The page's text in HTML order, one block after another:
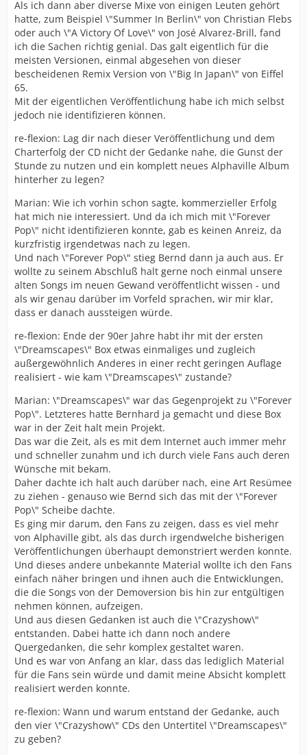
Als ich dann aber diverse Mixe von einigen Leuten gehört
hatte, zum Beispiel \"Summer In Berlin\" von Christian Flebs
oder auch \"A Victory Of Love\" von José Alvarez-Brill, fand
ich die Sachen richtig genial. Das galt eigentlich für die
meisten Versionen, einmal abgesehen von dieser
bescheidenen Remix Version von \"Big In Japan\" von Eiffel
65.
Mit der eigentlichen Veröffentlichung habe ich mich selbst
jedoch nie identifizieren können.
re-flexion: Lag dir nach dieser Veröffentlichung und dem
Charterfolg der CD nicht der Gedanke nahe, die Gunst der
Stunde zu nutzen und ein komplett neues Alphaville Album
hinterher zu legen?
Marian: Wie ich vorhin schon sagte, kommerzieller Erfolg
hat mich nie interessiert. Und da ich mich mit \"Forever
Pop\" nicht identifizieren konnte, gab es keinen Anreiz, da
kurzfristig irgendetwas nach zu legen.
Und nach \"Forever Pop\" stieg Bernd dann ja auch aus. Er
wollte zu seinem Abschluß halt gerne noch einmal unsere
alten Songs im neuen Gewand veröffentlicht wissen - und
als wir genau darüber im Vorfeld sprachen, wir mir klar,
dass er danach aussteigen würde.
re-flexion: Ende der 90er Jahre habt ihr mit der ersten
\"Dreamscapes\" Box etwas einmaliges und zugleich
außergewöhnlich Anderes in einer recht geringen Auflage
realisiert - wie kam \"Dreamscapes\" zustande?
Marian: \"Dreamscapes\" war das Gegenprojekt zu \"Forever
Pop\". Letzteres hatte Bernhard ja gemacht und diese Box
war in der Zeit halt mein Projekt.
Das war die Zeit, als es mit dem Internet auch immer mehr
und schneller zunahm und ich durch viele Fans auch deren
Wünsche mit bekam.
Daher dachte ich halt auch darüber nach, eine Art Resümee
zu ziehen - genauso wie Bernd sich das mit der \"Forever
Pop\" Scheibe dachte.
Es ging mir darum, den Fans zu zeigen, dass es viel mehr
von Alphaville gibt, als das durch irgendwelche bisherigen
Veröffentlichungen überhaupt demonstriert werden konnte.
Und dieses andere unbekannte Material wollte ich den Fans
einfach näher bringen und ihnen auch die Entwicklungen,
die die Songs von der Demoversion bis hin zur entgültigen
nehmen können, aufzeigen.
Und aus diesen Gedanken ist auch die \"Crazyshow\"
entstanden. Dabei hatte ich dann noch andere
Quergedanken, die sehr komplex gestaltet waren.
Und es war von Anfang an klar, dass das lediglich Material
für die Fans sein würde und damit meine Absicht komplett
realisiert werden konnte.
re-flexion: Wann und warum entstand der Gedanke, auch
den vier \"Crazyshow\" CDs den Untertitel \"Dreamscapes\"
zu geben?